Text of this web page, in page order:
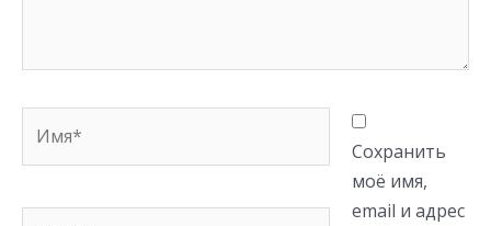
Сохранить
моё имя,
email и адрес